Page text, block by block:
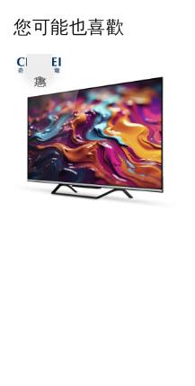
您可能也喜歡